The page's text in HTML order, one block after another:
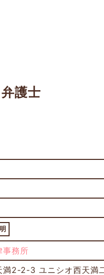
弁護士
事務所
満2-2-3 ユニシオ西天満